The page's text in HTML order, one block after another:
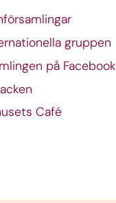
gruppen
på Facebook
Café